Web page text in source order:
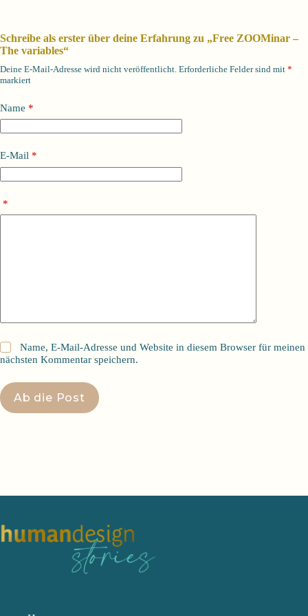
Schreibe als erster über deine Erfahrung zu „Free ZOOMinar –
The variables“
Deine E-Mail-Adresse wird nicht veröffentlicht. Erforderliche Felder sind mit *
markiert
Name *
E-Mail *
*
Name, E-Mail-Adresse und Website in diesem Browser für meinen
nächsten Kommentar speichern.
Ab die Post